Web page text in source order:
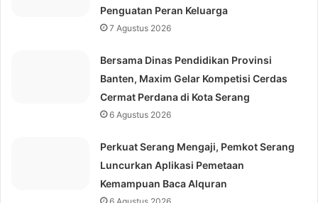
Penguatan Peran Keluarga
7 Agustus 2026
Bersama Dinas Pendidikan Provinsi
Banten, Maxim Gelar Kompetisi Cerdas
Cermat Perdana di Kota Serang
6 Agustus 2026
Perkuat Serang Mengaji, Pemkot Serang
Luncurkan Aplikasi Pemetaan
Kemampuan Baca Alquran